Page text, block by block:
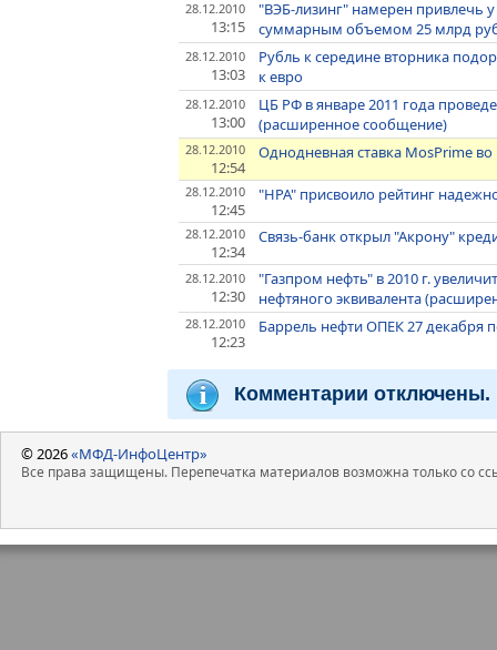
28.12.2010
13:15
"ВЭБ-лизинг" намерен привлечь
суммарным объемом 25 млрд
28.12.2010
13:03
Рубль к середине вторника
к евро
28.12.2010
13:00
ЦБ РФ в январе 2011 года
(расширенное сообщение)
28.12.2010
12:54
Однодневная ставка MosPrime
28.12.2010
12:45
"НРА" присвоило рейтинг
28.12.2010
12:34
Связь-банк открыл "Акрону"
28.12.2010
12:30
"Газпром нефть" в 2010 г.
нефтяного эквивалента
28.12.2010
12:23
Баррель нефти ОПЕК 27 декабря
Комментарии отключены.
© 2026«МФД-ИнфоЦентр»
Все права защищены. Перепечатка материалов возможна только со